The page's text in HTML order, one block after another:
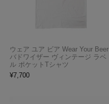
ウェア ユア ビア Wear Your Beer
バドワイザー ヴィンテージ ラベ
ル ポケットTシャツ
¥7,700